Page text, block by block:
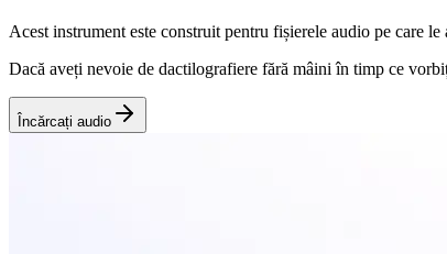
Acest instrument este construit pentru fișierele audio pe care
Dacă aveți nevoie de dactilografiere fără mâini în timp ce
Încărcați audio